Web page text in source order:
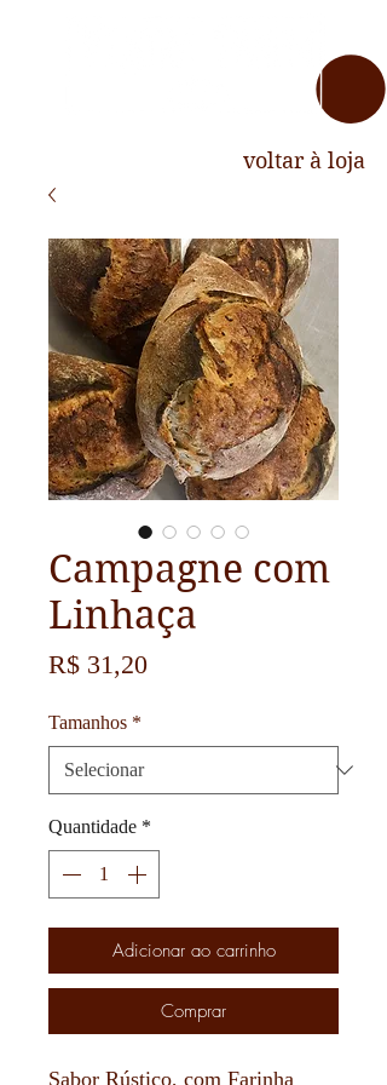
voltar à loja
Campagne com
Linhaça
R$ 31,20Preço
Tamanhos *
Quantidade *
Adicionar ao carrinho
Comprar
Sabor Rústico, com Farinha